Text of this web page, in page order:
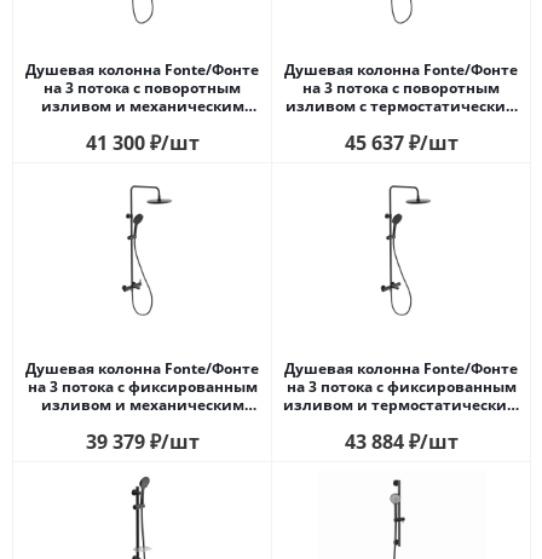
Душевая колонна Fonte/Фонте
на 3 потока с поворотным
изливом и механическим
41 300₽/шт
Душевая колонна Fonte/Фонте
на 3 потока с поворотным
изливом с термостатическим
45 637₽/шт
Душевая колонна Fonte/Фонте
на 3 потока с фиксированным
изливом и механическим
39 379₽/шт
Душевая колонна Fonte/Фонте
на 3 потока с фиксированным
изливом и термостатическим
43 884₽/шт